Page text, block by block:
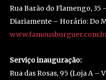
Rua Barão do Flamengo, 35
Diariamente – Horário: Do
Serviço inauguração:
Rua das Rosas, 95 (Loja A –